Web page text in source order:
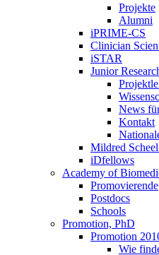
Projekte
Alumni
iPRIME-CS
Clinician
iSTAR
Junior
News
Kontakt
Mildred
iDfellows
Academy of
Promovierende
Postdocs
Schools
Promotion, PhD
Promotion
Wie